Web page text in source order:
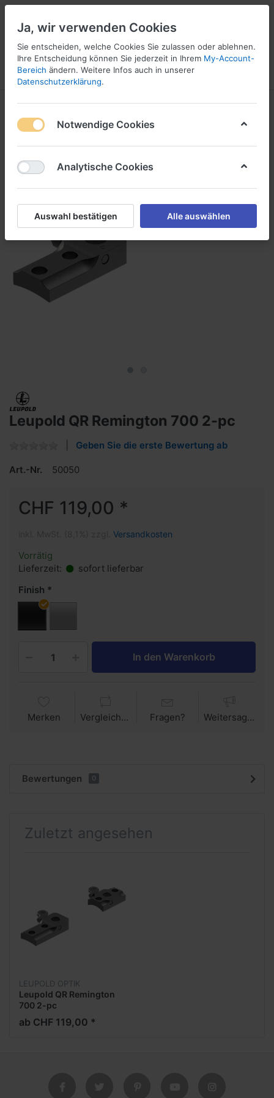
Menü Anmelden Vergleichen
1
Wunschliste
5
Leupold QR Remington 700 2-pc
Geben Sie die erste Bewertung ab
Art.-Nr. 50050
CHF 119,00 *
Versandkosten
Vorrätig
Lieferzeit:
sofort lieferbar
Finish
In den Warenkorb
Merken Vergleichen Fragen? Weitersagen
Bewertungen 0
Zuletzt angesehen
LEUPOLD OPTIK
Leupold QR Remington
700 2-pc
ab CHF 119,00 *
Ja, wir verwenden Cookies
Sie entscheiden, welche Cookies Sie zulassen oder ablehnen.
Ihre Entscheidung können Sie jederzeit in Ihrem My-Account-
Bereich ändern. Weitere Infos auch in unserer
Datenschutzerklärung.
Notwendige Cookies
Analytische Cookies
Auswahl bestätigen Alle auswählen